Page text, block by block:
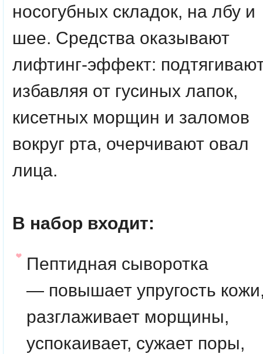
носогубных складок, на лбу и
шее. Средства оказывают
лифтинг-эффект:
избавляя от гусиных лапок,
кисетных морщин и заломов
вокруг рта, очерчивают овал
лица.
В набор входит:
Пептидная сыворотка
— повышает упругость
разглаживает морщины,
успокаивает, сужает поры,